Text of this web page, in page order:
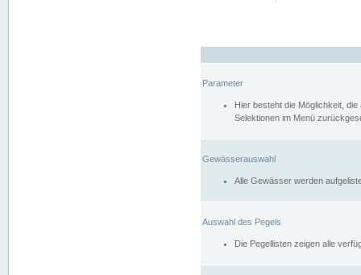
Parameter
Hier besteht die Möglichkeit,
Selektionen im Menü
Gewässerauswahl
Alle Gewässer werden
Auswahl des Pegels
Die Pegellisten zeigen alle